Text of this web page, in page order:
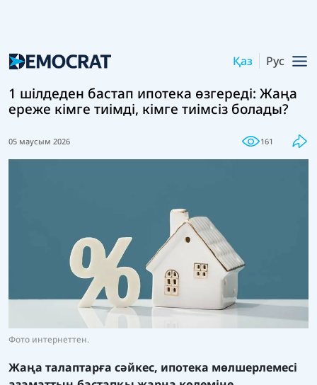
Қаз Рус
1 шілдеден бастап ипотека өзгереді: Жаңа
ереже кімге тиімді, кімге тиімсіз болады?
05 маусым 2026 161
Фото интернеттен.
Жаңа талаптарға сәйкес, ипотека мөлшерлемесі